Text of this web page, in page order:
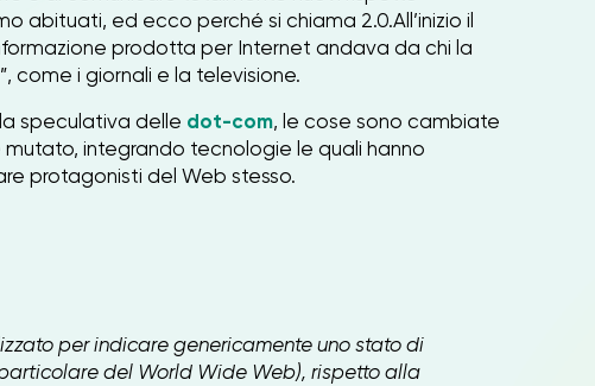
abituati, ed ecco perché si chiama 2.0.All’inizio il
prodotta per Internet andava da chi la
come i giornali e la televisione.
speculativa delle dot-com, le cose sono cambiate
integrando tecnologie le quali hanno
protagonisti del Web stesso.
per indicare genericamente uno stato di
del World Wide Web), rispetto alla